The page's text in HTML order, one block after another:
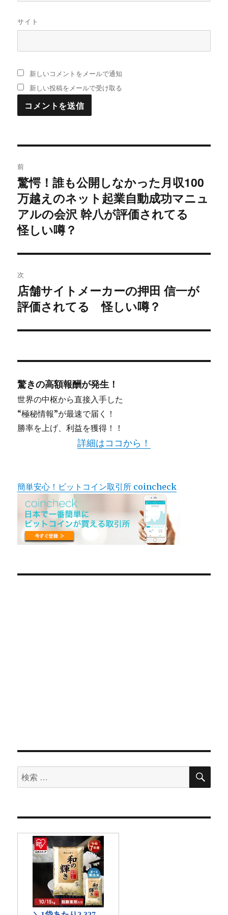
サイト
新しいコメントをメールで通知
新しい投稿をメールで受け取る
稿
ナ
ビ
シ
ョ
ン
前
過
去
の
投
稿:
驚愕！誰も公開しなかった月収100
万越えのネット起業自動成功マニュ
アルの会沢 幹八が評価されてる
怪しい噂？
次
次
の
稿:
店舗サイトメーカーの押田 信一が
評価されてる 怪しい噂？
驚きの高額報酬が発生！
世界の中枢から直接入手した
“極秘情報”が最速で届く！
勝率を上げ、利益を獲得！！
詳細はココから！
簡単安心！ビットコイン取引所 coincheck
検
索
象:
検